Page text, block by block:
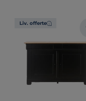
Liv. offerte